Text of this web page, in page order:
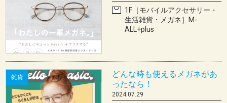
1F［モバイルアクセサリー・
生活雑貨・メガネ］M-
ALL+plus
雑貨
どんな時も使えるメガネがあ
ったなら！
2024.07.29